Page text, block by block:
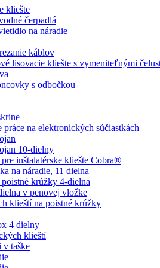
kliešte
čerpadlá
na náradie
káblov
lisovacie kliešte s vymeniteľnými
s odbočkou
práce na elektronických súčiastkách
10-dielny
inštalatérske kliešte Cobra®
na náradie, 11 dielna
poistné krúžky 4-dielna
v penovej vložke
klieští na poistné krúžky
4 dielny
klieští
taške